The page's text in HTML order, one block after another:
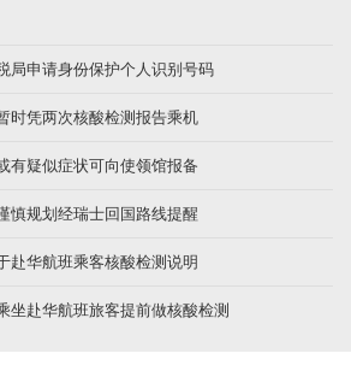
局申请身份保护个人识别号码
时凭两次核酸检测报告乘机
有疑似症状可向使领馆报备
慎规划经瑞士回国路线提醒
赴华航班乘客核酸检测说明
坐赴华航班旅客提前做核酸检测